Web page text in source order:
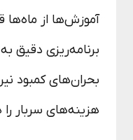
آموزش‌ها از
برنامه‌ریزی دقیق
بحران‌های کمبود
هزینه‌های سربار